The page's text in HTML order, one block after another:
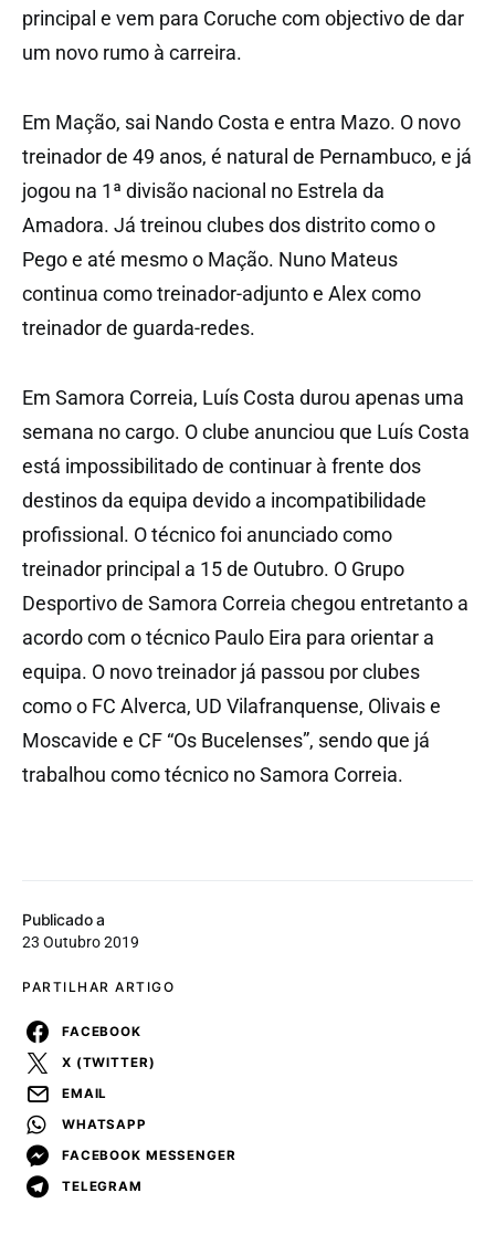
Publicado a
23 Outubro 2019
PARTILHAR ARTIGO
FACEBOOK
X (TWITTER)
EMAIL
WHATSAPP
FACEBOOK MESSENGER
TELEGRAM
principal e vem para Coruche com objectivo de dar
um novo rumo à carreira.
Em Mação, sai Nando Costa e entra Mazo. O novo
treinador de 49 anos, é natural de Pernambuco, e já
jogou na 1ª divisão nacional no Estrela da
Amadora. Já treinou clubes dos distrito como o
Pego e até mesmo o Mação. Nuno Mateus
continua como treinador-adjunto e Alex como
treinador de guarda-redes.
Em Samora Correia, Luís Costa durou apenas uma
semana no cargo. O clube anunciou que Luís Costa
está impossibilitado de continuar à frente dos
destinos da equipa devido a incompatibilidade
profissional. O técnico foi anunciado como
treinador principal a 15 de Outubro. O Grupo
Desportivo de Samora Correia chegou entretanto a
acordo com o técnico Paulo Eira para orientar a
equipa. O novo treinador já passou por clubes
como o FC Alverca, UD Vilafranquense, Olivais e
Moscavide e CF “Os Bucelenses”, sendo que já
trabalhou como técnico no Samora Correia.